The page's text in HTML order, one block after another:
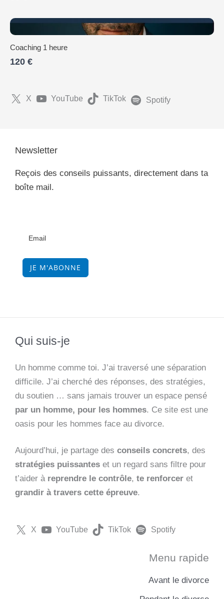
Coaching 1 heure
120 €
X YouTube TikTok Spotify
Newsletter
Reçois des conseils puissants, directement dans ta
boîte mail.
JE M'ABONNE
Qui suis-je
Un homme comme toi. J’ai traversé une séparation
difficile. J’ai cherché des réponses, des stratégies,
du soutien … sans jamais trouver un espace pensé
par un homme, pour les hommes. Ce site est une
oasis pour les hommes face au divorce.
Aujourd’hui, je partage des conseils concrets, des
stratégies puissantes et un regard sans filtre pour
t’aider à reprendre le contrôle, te renforcer et
grandir à travers cette épreuve.
X YouTube TikTok Spotify
Menu rapide
Avant le divorce